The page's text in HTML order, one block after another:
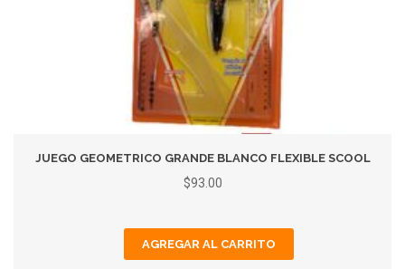
JUEGO GEOMETRICO GRANDE BLANCO FLEXIBLE SCOOL
$93.00
AGREGAR AL CARRITO